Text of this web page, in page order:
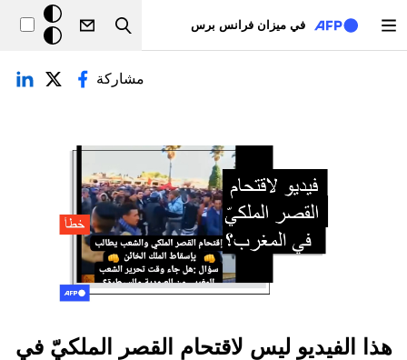
في ميزان فرانس برس
Search
خلفيّة
داكنة
التبويبات الأساسية
مشاركة
هذا الفيديو ليس لاقتحام القصر الملكيّ في